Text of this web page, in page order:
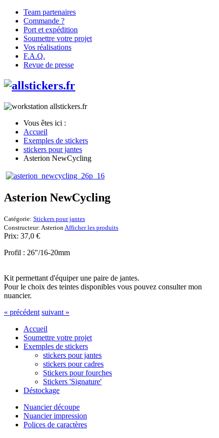
Team partenaires
Commande ?
Port et expédition
Soumettre votre projet
Vos réalisations
F.A.Q.
Revue de presse
Vous êtes ici :
Accueil
Exemples de stickers
stickers pour jantes
Asterion NewCycling
Asterion NewCycling
Catégorie: Stickers pour jantes
Constructeur: Asterion Afficher les produits
Prix: 37,0 €
Profil : 26"/16-20mm
Kit permettant d'équiper une paire de jantes.
Pour le choix des teintes disponibles vous pouvez consulter mon
nuancier.
« précédent suivant »
Accueil
Soumettre votre projet
Exemples de stickers
stickers pour jantes
stickers pour cadres
Stickers pour fourches
Stickers 'Signature'
Déstockage
Nuancier découpe
Nuancier impression
Polices de caractères